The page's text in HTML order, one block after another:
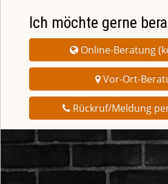
Ich möchte gerne
Online-Beratung
Vor-Ort-
Rückruf/Meldung